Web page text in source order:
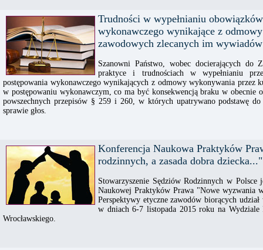
Trudności w wypełnianiu
wykonawczego wynikające z
zawodowych zlecanych im wywiadów
Szanowni Państwo, wobec docierających do
praktyce i trudnościach w wypełnianiu
postępowania wykonawczego wynikających z odmowy wykonywania przez
w postępowaniu wykonawczym, co ma być konsekwencją braku w obecnie
powszechnych przepisów § 259 i 260, w których upatrywano podstawę
sprawie głos.
Konferencja Naukowa Praktyków
rodzinnych, a zasada dobra dziecka..."
Stowarzyszenie Sędziów Rodzinnych w
Naukowej Praktyków Prawa "Nowe wyzwania
Perspektywy etyczne zawodów biorących
w dniach 6-7 listopada 2015 roku na
Wrocławskiego.